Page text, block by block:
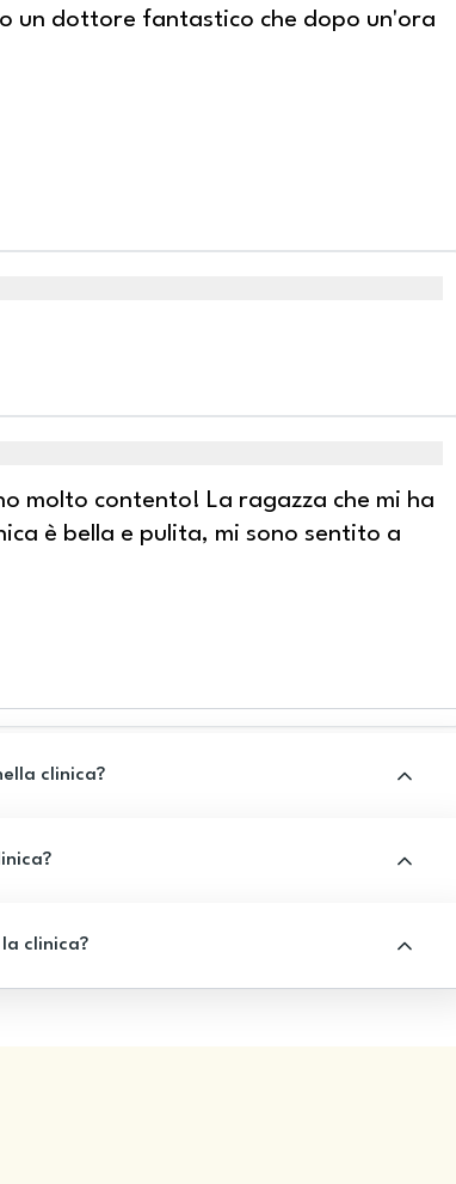
un dottore fantastico che dopo un'ora
molto contento! La ragazza che mi ha
è bella e pulita, mi sono sentito a
clinica?
clinica?